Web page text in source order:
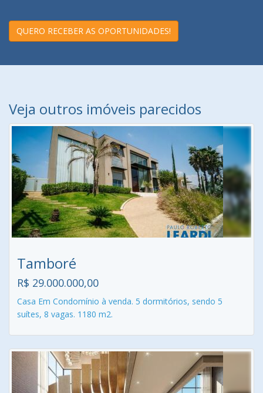
QUERO RECEBER AS OPORTUNIDADES!
Veja outros imóveis parecidos
Tamboré
R$ 29.000.000,00
Casa Em Condomínio à venda. 5 dormitórios, sendo 5
suítes, 8 vagas. 1180 m2.